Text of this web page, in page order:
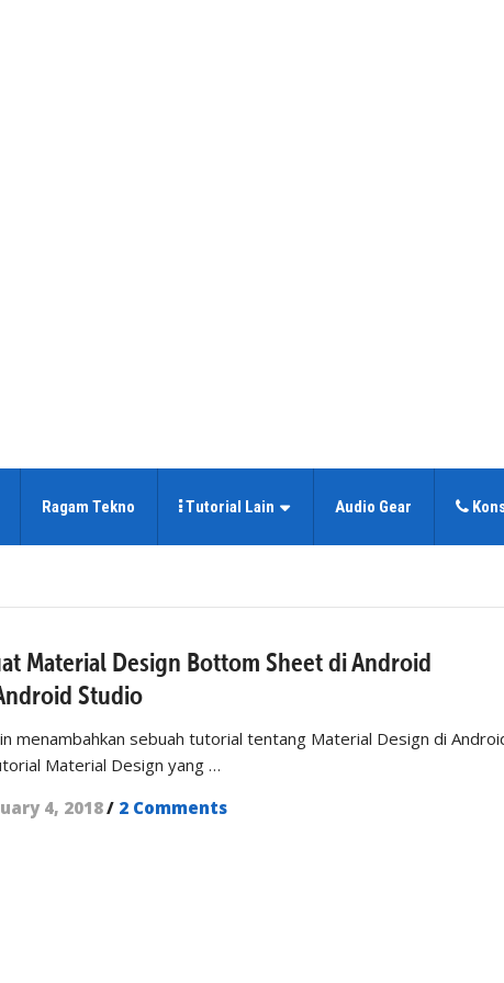
Ragam Tekno Tutorial Lain Audio Gear
Material Design Bottom Sheet di Android
Studio
menambahkan sebuah tutorial tentang Material Design di
Material Design yang …
4, 2018/ 2 Comments